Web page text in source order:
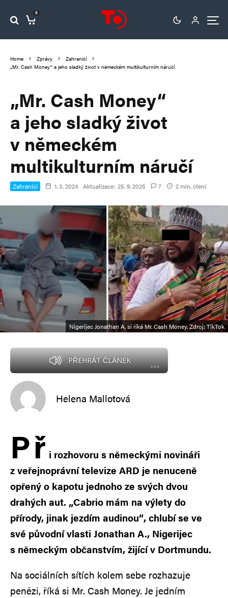
0
Home Zprávy
Zahraničí
„Mr. Cash Money“ a jeho sladký život v německém multikulturním náručí
„Mr. Cash Money“
a jeho sladký život
v německém
multikulturním náručí
Zahraničí 1. 3. 2024 Aktualizace: 25. 9. 2025 7 2 min. čtení
Nigerijec Jonathan A. si říká Mr. Cash Money. Zdroj: TikTok
PŘEHRÁT ČLÁNEK
Helena Mallotová
Př i rozhovoru s německými novináři
z veřejnoprávní televize ARD je nenuceně
opřený o kapotu jednoho ze svých dvou
drahých aut. „Cabrio mám na výlety do
přírody, jinak jezdím audinou“, chlubí se ve
své původní vlasti Jonathan A., Nigerijec
s německým občanstvím, žijící v Dortmundu.
Na sociálních sítích kolem sebe rozhazuje
penězi, říká si Mr. Cash Money. Je jedním